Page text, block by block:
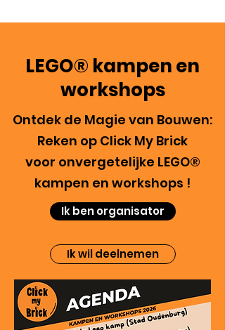
LEGO® kampen en
workshops
Ontdek de Magie van Bouwen:
Reken op Click My Brick
voor onvergetelijke LEGO®
kampen en workshops !
Ik ben organisator
Ik wil deelnemen